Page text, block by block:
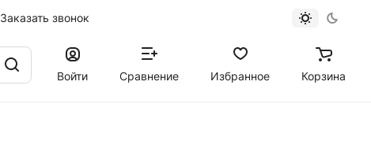
Заказать звонок
Войти
Сравнение Избранное Корзина